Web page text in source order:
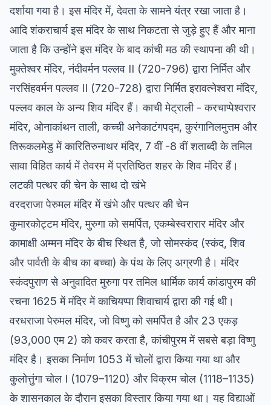
दर्शाया गया है। इस मंदिर में, देवता के सामने यंत्र रखा जाता है।
आदि शंकराचार्य इस मंदिर के साथ निकटता से जुड़े हुए हैं और माना
जाता है कि उन्होंने इस मंदिर के बाद कांची मठ की स्थापना की थी।
मुक्तेश्वर मंदिर, नंदीवर्मन पल्लव II (720-796) द्वारा निर्मित और
नरसिंहवर्मन पल्लव II (720-728) द्वारा निर्मित इरावत्नेश्वरा मंदिर,
पल्लव काल के अन्य शिव मंदिर हैं। काची मेट्राली - करचाप्पेश्वरार
मंदिर, ओनाकांथन ताली, कच्ची अनेकाटंगपद्म, कुरंगानिलमुत्तम और
तिरूकलमेडु में कारितिरुनाथर मंदिर, 7 वीं -8 वीं शताब्दी के तमिल
सावा विहित कार्य में तेवरम में प्रतिष्ठित शहर के शिव मंदिर हैं।
लटकी पत्थर की चेन के साथ दो खंभे
वरदराजा पेरुमल मंदिर में खंभे और पत्थर की चेन
कुमारकोट्टम मंदिर, मुरुगा को समर्पित, एकम्बेस्वरारार मंदिर और
कामाक्षी अम्मन मंदिर के बीच स्थित है, जो सोमस्कंद (स्कंद, शिव
और पार्वती के बीच का बच्चा) के पंथ के लिए अग्रणी है। मंदिर
स्कंदपुराण से अनुवादित मुरुगा पर तमिल धार्मिक कार्य कांडापुरम की
रचना 1625 में मंदिर में काचियप्पा शिवाचार्य द्वारा की गई थी।
वरधराजा पेरुमल मंदिर, जो विष्णु को समर्पित है और 23 एकड़
(93,000 एम 2) को कवर करता है, कांचीपुरम में सबसे बड़ा विष्णु
मंदिर है। इसका निर्माण 1053 में चोलों द्वारा किया गया था और
कुलोत्तुंगा चोल I (1079–1120) और विक्रम चोल (1118–1135)
के शासनकाल के दौरान इसका विस्तार किया गया था। यह विद्याओं